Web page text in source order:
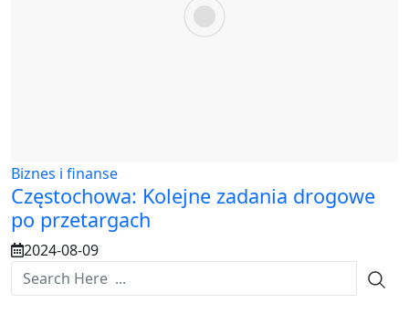
Biznes i finanse
Częstochowa: Kolejne zadania drogowe
po przetargach
2024-08-09